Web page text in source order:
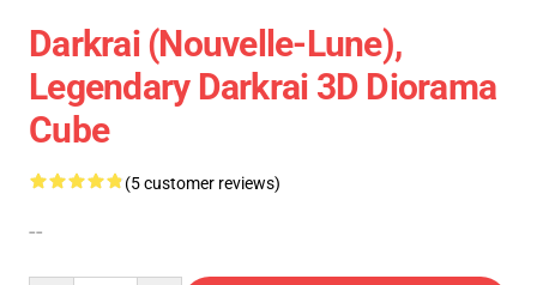
Darkrai (Nouvelle-Lune),
Legendary Darkrai 3D Diorama
Cube
(5 customer reviews)
--